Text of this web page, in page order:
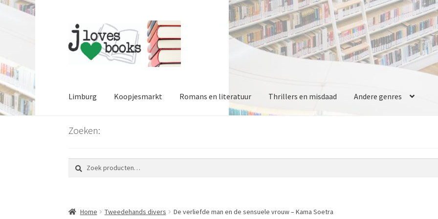
Ga
door
naar
navigatie
Ga
naar
de
inhoud
Limburg Koopjesmarkt Romans en literatuur Thrillers en misdaad Andere genres
Zoeken:
Zoeken
naar:
Zoeken
Home Tweedehands divers De verliefde man en de sensuele vrouw – Kama Soetra